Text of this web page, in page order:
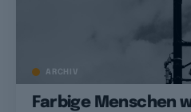
ARCHIV
Farbige Menschen